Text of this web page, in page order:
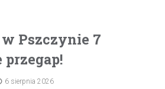
Pszczynie 7
6 sierpnia 2026